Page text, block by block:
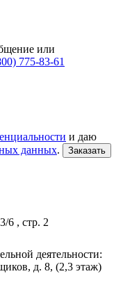
или
775-83-61
и даю
данных. Заказать
6 , стр. 2
деятельности:
д. 8, (2,3 этаж)